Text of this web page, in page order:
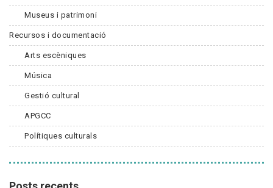
Museus i patrimoni
Recursos i documentació
Arts escèniques
Música
Gestió cultural
APGCC
Polítiques culturals